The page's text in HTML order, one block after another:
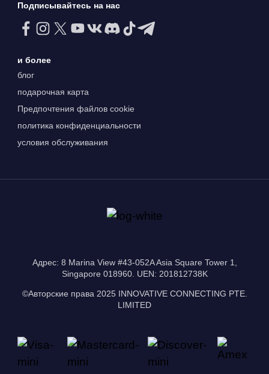
Подписывайтесь на нас
и более
блог
подарочная карта
Предпочтения файлов cookie
политика конфиденциальности
условия обслуживания
Адрес: 8 Marina View #43-052A Asia Square Tower 1,
Singapore 018960. UEN: 201812738K
©Авторские права 2025 INNOVATIVE CONNECTING PTE.
LIMITED